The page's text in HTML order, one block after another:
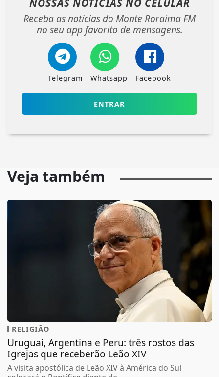
NOSSAS NOTÍCIAS NO CELULAR
Receba as notícias do Monte Roraima FM
no seu app favorito de mensagens.
Telegram Whatsapp Facebook
ENTRAR
Veja também
RELIGIÃO
Uruguai, Argentina e Peru: três rostos das
Igrejas que receberão Leão XIV
A visita apostólica de Leão XIV à América do Sul